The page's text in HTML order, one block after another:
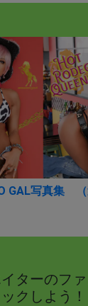
GAL写真集 （
ターのフ
ックしよう！